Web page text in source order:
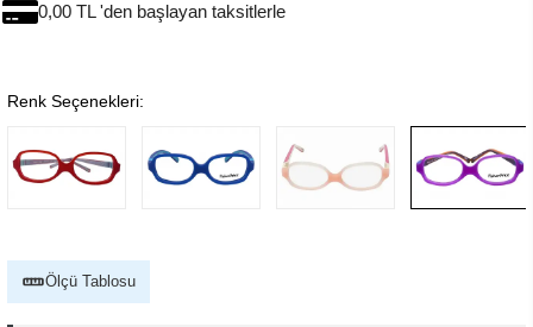
0,00 TL 'den başlayan taksitlerle
Renk Seçenekleri:
Ölçü Tablosu